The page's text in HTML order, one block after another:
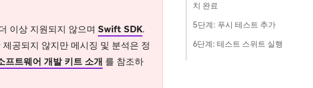
이상 지원되지 않으며 Swift SDK.
공되지 않지만 메시징 및 분석은 정
트웨어 개발 키트 소개 를 참조하
치 완료
5단계: 푸시 테스트 추가
6단계: 테스트 스위트 실행